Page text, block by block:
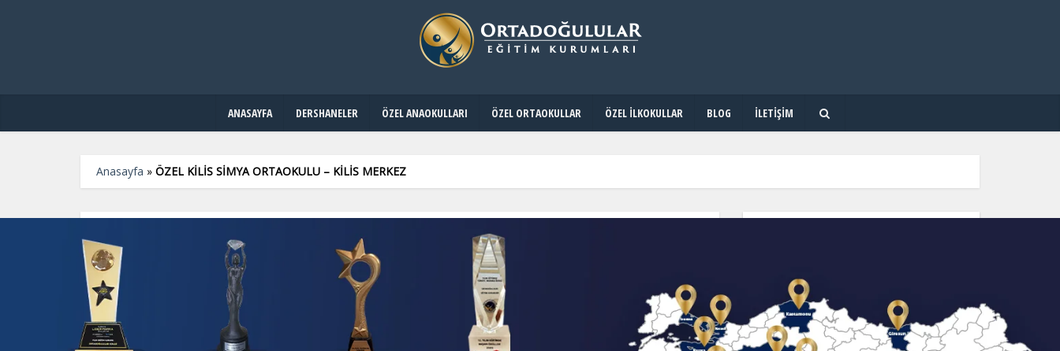
ANASAYFA DERSHANELER ÖZEL ANAOKULLARI ÖZEL ORTAOKULLAR ÖZEL İLKOKULLAR BLOG İLETIŞIM
Anasayfa » ÖZEL KİLİS SİMYA ORTAOKULU – KİLİS MERKEZ